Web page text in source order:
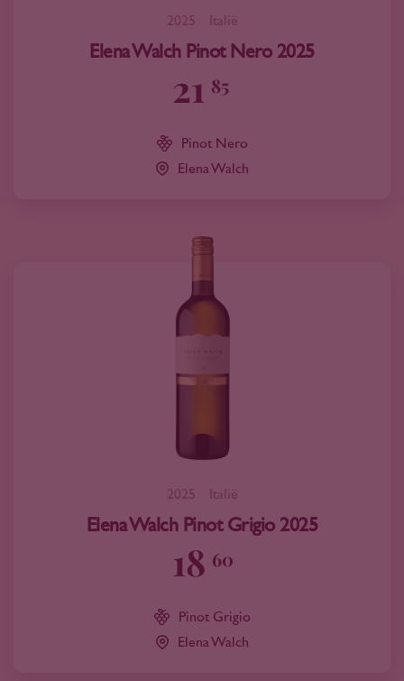
2025 Italië
Elena Walch Pinot Nero 2025
21 85
Pinot Nero
Elena Walch
2025 Italië
Elena Walch Pinot Grigio 2025
18 60
Pinot Grigio
Elena Walch